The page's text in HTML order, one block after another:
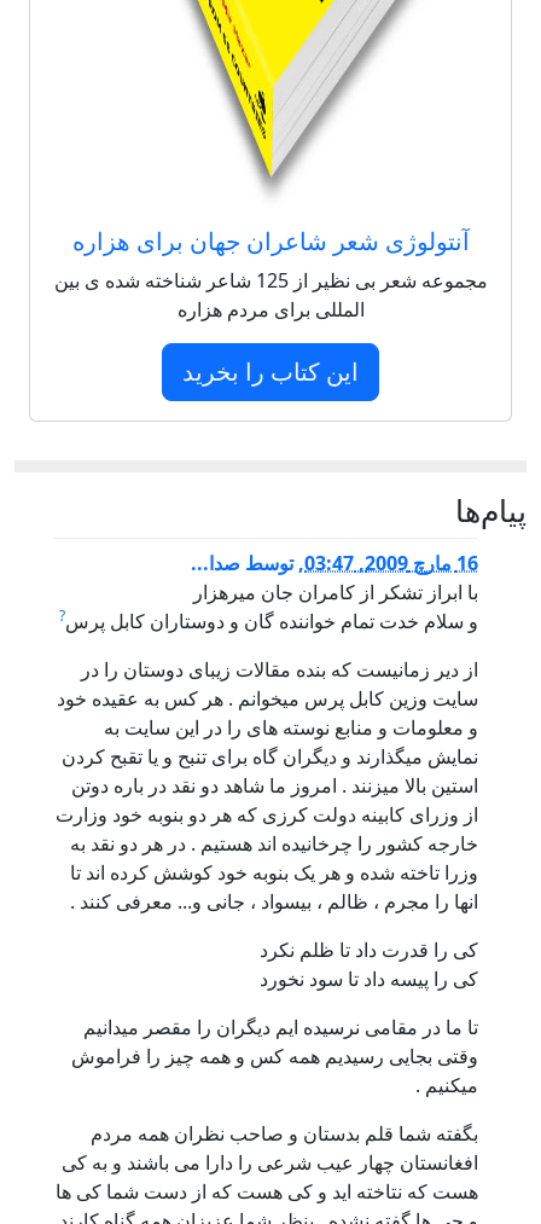
آنتولوژی شعر شاعران جهان برای هزاره
مجموعه شعر بی نظیر از 125 شاعر شناخته شده ی بین
المللی برای مردم هزاره
این کتاب را بخرید
پيام‌ها
16 مارچ 2009, 03:47 ,توسط صدا...
با ابراز تشکر از کامران جان میرهزار
و سلام خدت تمام خواننده گان و دوستاران کابل پرس?
از دیر زمانیست که بنده مقالات زیبای دوستان را در
سایت وزین کابل پرس میخوانم . هر کس به عقیده خود
و معلومات و منابع نوسته های را در این سایت به
نمایش میگذارند و دیگران گاه برای تنبح و یا تقبح کردن
استین بالا میزنند . امروز ما شاهد دو نقد در باره دوتن
از وزرای کابینه دولت کرزی که هر دو بنوبه خود وزارت
خارجه کشور را چرخانیده اند هستیم . در هر دو نقد به
وزرا تاخته شده و هر یک بنوبه خود کوشش کرده اند تا
انها را مجرم ، ظالم ، بیسواد ، جانی و... معرفی کنند .
کی را قدرت داد تا ظلم نکرد
کی را پیسه داد تا سود نخورد
تا ما در مقامی نرسیده ایم دیگران را مقصر میدانیم
وقتی بجایی رسیدیم همه کس و همه چیز را فراموش
میکنیم .
بگفته شما قلم بدستان و صاحب نظران همه مردم
افغانستان چهار عیب شرعی را دارا می باشند و به کی
هست که نتاخته اید و کی هست که از دست شما کی ها